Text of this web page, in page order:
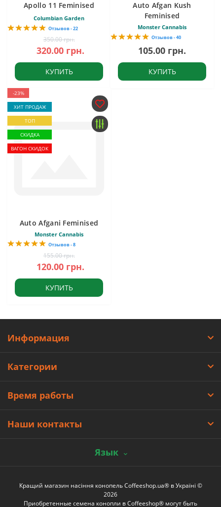
Apollo 11 Feminised
Columbian Garden
Отзывов - 22
350.00 грн.
320.00 грн.
КУПИТЬ
Auto Afgan Kush
Feminised
Monster Cannabis
Отзывов - 40
105.00 грн.
КУПИТЬ
-23%
ХИТ ПРОДАЖ
ТОП
СКИДКА
ВАГОН СКИДОК
Auto Afgani Feminised
Monster Cannabis
Отзывов - 8
155.00 грн.
120.00 грн.
КУПИТЬ
Информация
Категории
Время работы
Наши контакты
Язык
Кращий магазин насіння конопель Coffeeshop.ua® в Україні ©
2026
Приобретенные семена конопли в Coffeeshop® могут быть